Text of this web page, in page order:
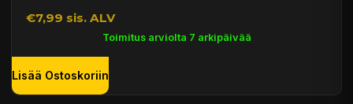
€7,99 sis. ALV
Toimitus arviolta 7 arkipäivää
Lisää Ostoskoriin